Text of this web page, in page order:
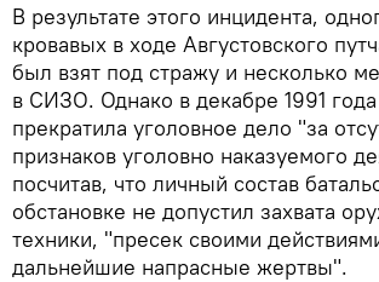
В результате этого инцидента,
кровавых в ходе Августовского
был взят под стражу и несколько
в СИЗО. Однако в декабре 1991 года
прекратила уголовное дело "за
признаков уголовно наказуемого
посчитав, что личный состав
обстановке не допустил захвата
техники, "пресек своими
дальнейшие напрасные жертвы".